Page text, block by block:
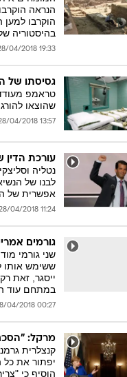
הוקרבו
בהיסטוריה
19:33 28/04/2018
גסיסתו של
טראמפ
שהוצאו להורג במדינה ב-2017, אך
13:57 28/04/2018
עורכת
נטליה
לבנו של
אפשרית של
11:24 28/04/2018
גורמים
שני גורמי
ששימש אותו
ייסגר, זאת
במתחם עוד
00:27 28/04/2018
מרקל:
קנצלרית
יפתור את כל
הוסיף כי